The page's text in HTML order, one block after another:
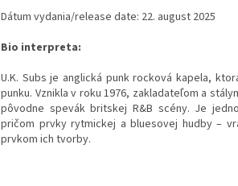
Dátum vydania/release date: 22. august 2025
Bio interpreta:
U.K. Subs je anglická punk rocková kapela,
punku. Vznikla v roku 1976, zakladateľom a
pôvodne spevák britskej R&B scény. Je
pričom prvky rytmickej a bluesovej hudby –
prvkom ich tvorby.